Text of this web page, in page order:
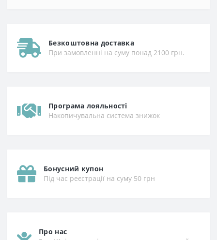
Безкоштовна доставка
При замовленні на суму понад 2100 грн.
Програма лояльності
Накопичувальна система знижок
Бонусний купон
Під час реєстрації на суму 50 грн
Про нас